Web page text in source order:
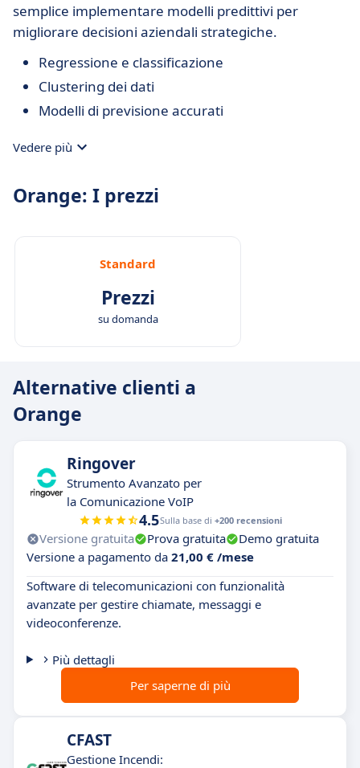
semplice implementare modelli predittivi per
migliorare decisioni aziendali strategiche.
Regressione e classificazione
Clustering dei dati
Modelli di previsione accurati
Vedere più
Orange: I prezzi
Standard
Prezzi
su domanda
Alternative clienti a
Orange
Ringover
Strumento Avanzato per
la Comunicazione VoIP
4.5Sulla base di +200 recensioni
Versione gratuita Prova gratuita
Demo gratuita
Versione a pagamento da 21,00 € /mese
Software di telecomunicazioni con funzionalità
avanzate per gestire chiamate, messaggi e
videoconferenze.
Più dettagli
Per saperne di più
CFAST
Gestione Incendi: